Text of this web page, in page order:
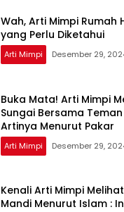
Wah, Arti Mimpi Rumah
yang Perlu Diketahui
Arti Mimpi Desember 29,
Buka Mata! Arti Mimpi
Sungai Bersama
Artinya Menurut Pakar
Arti Mimpi Desember 29,
Kenali Arti Mimpi
Mandi Menurut Islam :